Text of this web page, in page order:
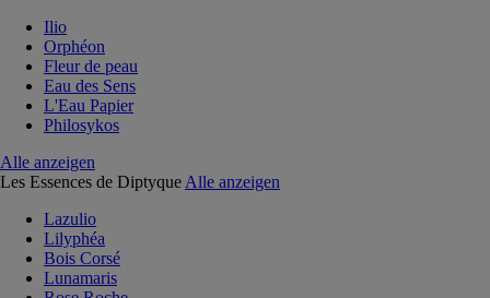
Ilio
Orphéon
Fleur de peau
Eau des Sens
L'Eau Papier
Philosykos
Alle anzeigen
Les Essences de Diptyque Alle anzeigen
Lazulio
Lilyphéa
Bois Corsé
Lunamaris